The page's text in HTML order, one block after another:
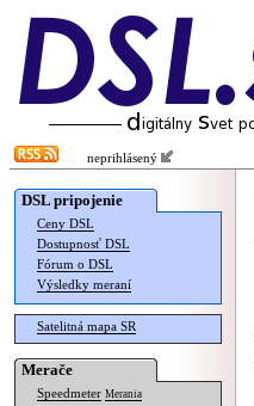
neprihlásený
DSL pripojenie
Ceny DSL
Dostupnosť DSL
Fórum o DSL
Výsledky meraní
Satelitná mapa SR
Merače
Speedmeter Merania